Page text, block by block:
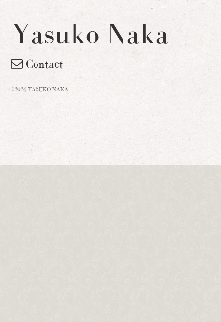
Yasuko Naka
Contact
©2026 YASUKO NAKA